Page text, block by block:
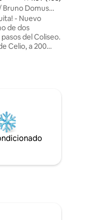
Bruno Domus
- Nuevo
de dos
del Coliseo.
Celio, a 200
siete
ciudad eterna
servicios y una
¡Te daré
a la hora